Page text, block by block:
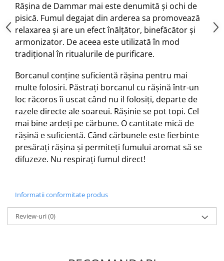
Rășina de Dammar mai este denumită și ochi de
pisică. Fumul degajat din arderea sa promovează
relaxarea și are un efect înălțător, binefăcător și
armonizator. De aceea este utilizată în mod
tradițional în ritualurile de purificare.
Borcanul conține suficientă rășina pentru mai
multe folosiri. Păstrați borcanul cu rășină într-un
loc răcoros îi uscat când nu il folosiți, departe de
razele directe ale soareui. Rășinie se pot topi. Cel
mai bine ardeți pe cărbune. O cantitate mică de
rășină e suficientă. Când cărbunele este fierbinte
presărați rășina și permiteți fumului aromat să se
difuzeze. Nu respirați fumul direct!
Informatii conformitate produs
Review-uri(0)